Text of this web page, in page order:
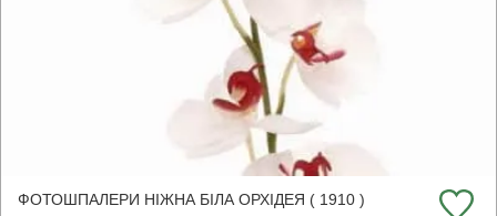
ФОТОШПАЛЕРИ НІЖНА БІЛА ОРХІДЕЯ ( 1910 )